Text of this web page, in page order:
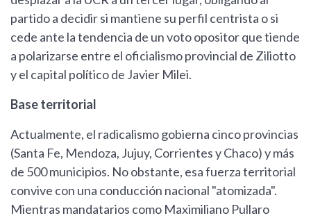
partido a decidir si mantiene su perfil centrista o si
cede ante la tendencia de un voto opositor que tiende
a polarizarse entre el oficialismo provincial de Ziliotto
y el capital político de Javier Milei.
Base territorial
Actualmente, el radicalismo gobierna cinco provincias
(Santa Fe, Mendoza, Jujuy, Corrientes y Chaco) y más
de 500 municipios. No obstante, esa fuerza territorial
convive con una conducción nacional "atomizada".
Mientras mandatarios como Maximiliano Pullaro